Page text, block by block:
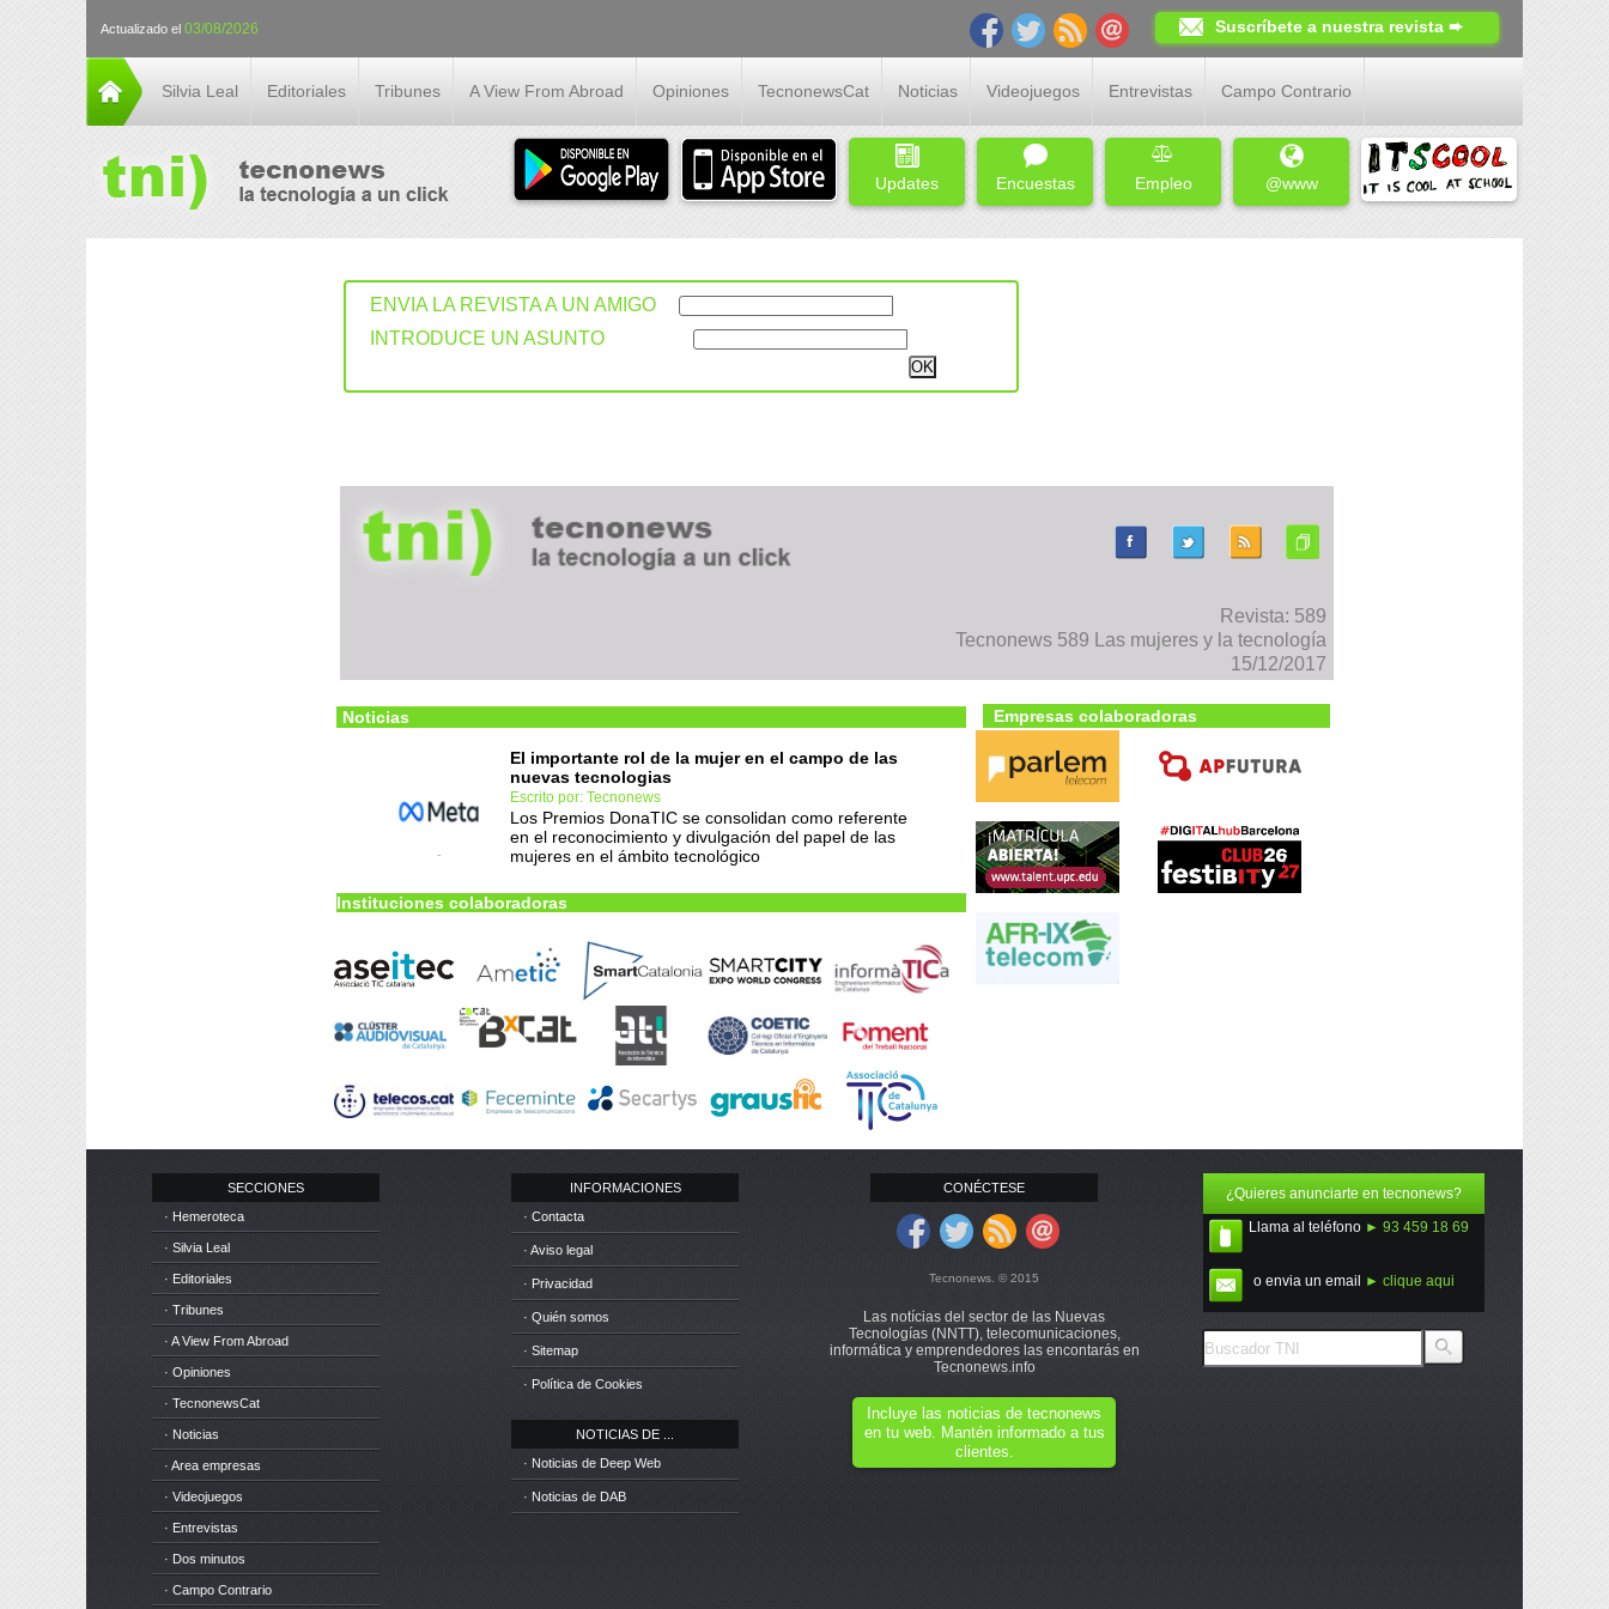
Actualizado el 03/08/2026 Suscríbete a nuestra revista ➨
Silvia Leal Editoriales Tribunes A View From Abroad Opiniones TecnonewsCat Noticias Videojuegos Entrevistas Campo Contrario
Updates Encuestas Empleo @www
ENVIA LA REVISTA A UN AMIGO
INTRODUCE UN ASUNTO
Revista: 589
Tecnonews 589 Las mujeres y la tecnología
15/12/2017
Noticias
El importante rol de la mujer en el campo de las
nuevas tecnologias
Escrito por: Tecnonews
Los Premios DonaTIC se consolidan como referente
en el reconocimiento y divulgación del papel de las
mujeres en el ámbito tecnológico
Instituciones colaboradoras
Empresas colaboradoras
SECCIONES
· Hemeroteca
· Silvia Leal
· Editoriales
· Tribunes
· A View From Abroad
· Opiniones
· TecnonewsCat
· Noticias
· Area empresas
· Videojuegos
· Entrevistas
· Dos minutos
· Campo Contrario
INFORMACIONES
· Contacta
· Aviso legal
· Privacidad
· Quién somos
· Sitemap
· Política de Cookies
NOTICIAS DE ...
· Noticias de Deep Web
· Noticias de DAB
CONÉCTESE
Tecnonews. © 2015
Las notícias del sector de las Nuevas
Tecnologías (NNTT), telecomunicaciones,
informática y emprendedores las encontarás en
Tecnonews.info
Incluye las noticias de tecnonews
en tu web. Mantén informado a tus
clientes.
¿Quieres anunciarte en tecnonews?
Llama al teléfono ► 93 459 18 69
o envia un email ► clique aqui